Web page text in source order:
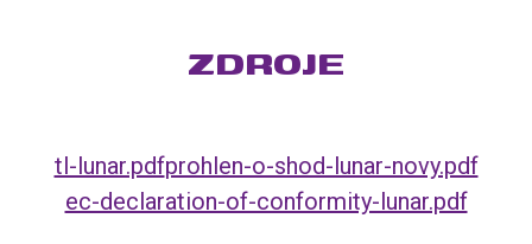
ZDROJE
tl-lunar.pdfprohlen-o-shod-lunar-novy.pdf
ec-declaration-of-conformity-lunar.pdf